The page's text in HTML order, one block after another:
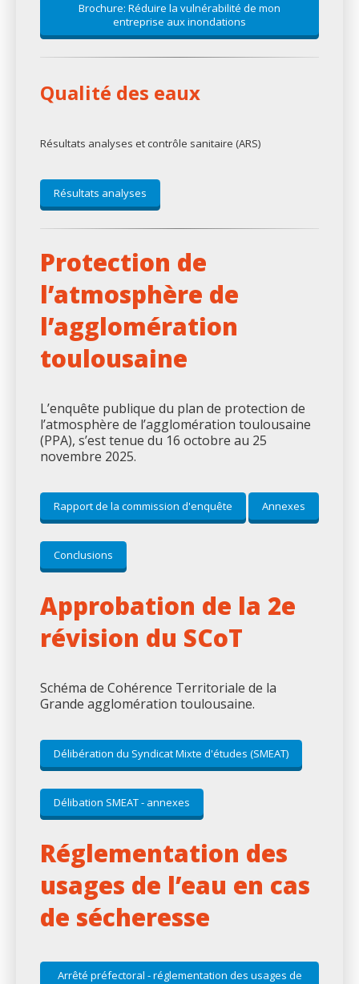
Brochure: Réduire la vulnérabilité de mon
entreprise aux inondations
Qualité des eaux
Résultats analyses et contrôle sanitaire (ARS)
Résultats analyses
Protection de
l’atmosphère de
l’agglomération
toulousaine
L’enquête publique du plan de protection de
l’atmosphère de l’agglomération toulousaine
(PPA), s’est tenue du 16 octobre au 25
novembre 2025.
Rapport de la commission d'enquête Annexes
Conclusions
Approbation de la 2e
révision du SCoT
Schéma de Cohérence Territoriale de la
Grande agglomération toulousaine.
Délibération du Syndicat Mixte d'études (SMEAT)
Délibation SMEAT - annexes
Réglementation des
usages de l’eau en cas
de sécheresse
Arrêté préfectoral - réglementation des usages de